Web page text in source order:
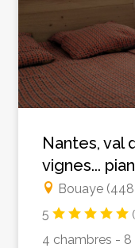
Nantes, val
vignes...
Bouaye
5
4 chambres -